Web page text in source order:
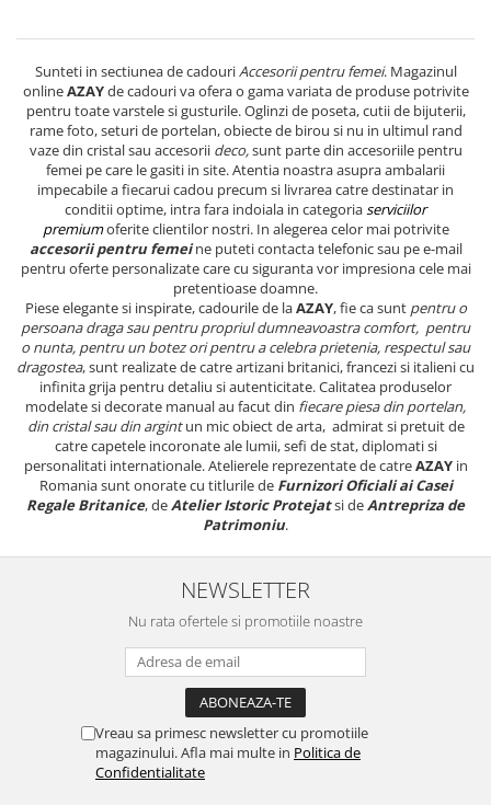
Sunteti in sectiunea de cadouriAccesorii pentru femei. Magazinul
onlineAZAYde cadouri va ofera o gama variata de produse potrivite
pentru toate varstele si gusturile. Oglinzi de poseta, cutii de bijuterii,
rame foto, seturi de portelan, obiecte de birou si nu in ultimul rand
vaze din cristal sau accesorii deco,sunt parte din accesoriile pentru
femei pe care le gasiti in site. Atentia noastra asupra ambalarii
impecabile a fiecarui cadou precum si livrarea catre destinatar in
conditii optime, intra fara indoiala in categoriaserviciilor
premiumoferite clientilor nostri. In alegerea celor mai potrivite
accesorii pentru femei ne puteti contacta telefonic sau pe e-mail
pentru oferte personalizate care cu siguranta vor impresiona cele mai
pretentioase doamne.
Piese elegante si inspirate, cadourile de laAZAY, fie ca sunt pentru o
persoana draga sau pentru propriul dumneavoastra comfort, pentru
o nunta, pentru un botez ori pentru a celebra prietenia, respectul sau
dragostea, sunt realizate de catre artizani britanici, francezi si italieni cu
infinita grija pentru detaliu si autenticitate. Calitatea produselor
modelate si decorate manual au facut din fiecare piesa din portelan,
din cristal sau din argintun mic obiect de arta, admirat si pretuit de
catre capetele incoronate ale lumii, sefi de stat, diplomati si
personalitati internationale. Atelierele reprezentate de catreAZAYin
Romania sunt onorate cu titlurile de Furnizori Oficiali ai Casei
Regale Britanice, deAtelier Istoric Protejatsi deAntrepriza de
Patrimoniu.
NEWSLETTER
Nu rata ofertele si promotiile noastre
Vreau sa primesc newsletter cu promotiile
magazinului. Afla mai multe in Politica de
Confidentialitate